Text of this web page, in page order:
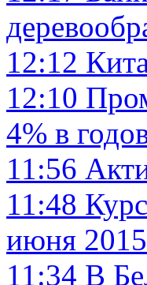
12:12
12:10
4% в
11:56
11:48
июня 2015
11:34 В